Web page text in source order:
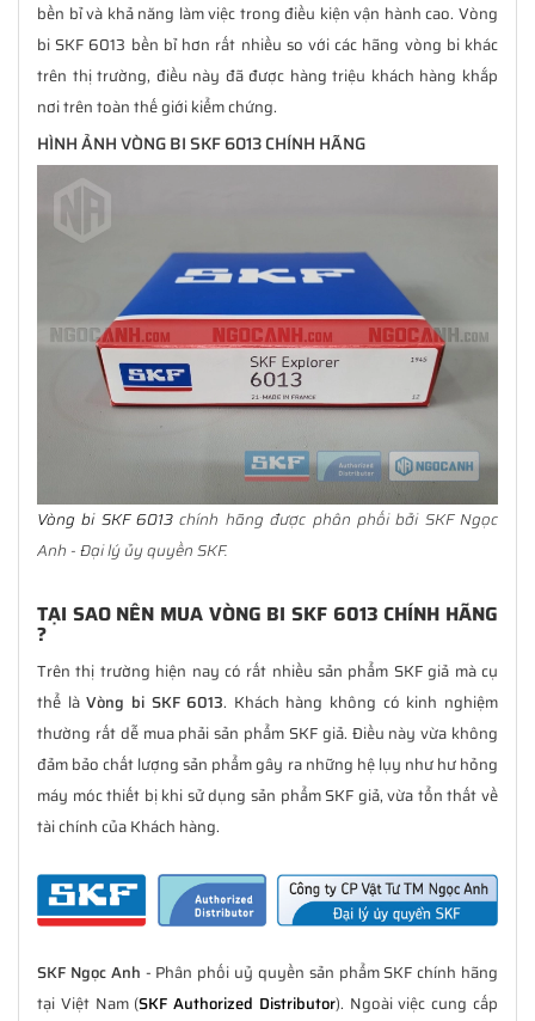
bền bỉ và khả năng làm việc trong điều kiện vận hành cao. Vòng
bi SKF 6013 bền bỉ hơn rất nhiều so với các hãng vòng bi khác
trên thị trường, điều này đã được hàng triệu khách hàng khắp
nơi trên toàn thế giới kiểm chứng.
HÌNH ẢNH VÒNG BI SKF 6013 CHÍNH HÃNG
Vòng bi SKF 6013 chính hãng được phân phối bởi SKF Ngọc
Anh - Đại lý ủy quyền SKF.
TẠI SAO NÊN MUA VÒNG BI SKF 6013 CHÍNH HÃNG
?
Trên thị trường hiện nay có rất nhiều sản phẩm SKF giả mà cụ
thể làVòng bi SKF 6013. Khách hàng không có kinh nghiệm
thường rất dễ mua phải sản phẩm SKF giả. Điều này vừa không
đảm bảo chất lượng sản phẩm gây ra những hệ lụy như hư hỏng
máy móc thiết bị khi sử dụng sản phẩm SKF giả, vừa tổn thất về
tài chính của Khách hàng.
SKF Ngọc Anh - Phân phối uỷ quyền sản phẩm SKF chính hãng
tại Việt Nam (SKF Authorized Distributor). Ngoài việc cung cấp